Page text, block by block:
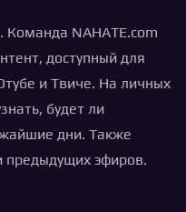
NAHATE.com
доступный для
и Твиче. На личных
будет ли
дни. Также
предыдущих эфиров.